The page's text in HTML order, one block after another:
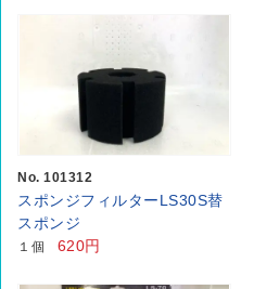
No. 101312
スポンジフィルターLS30S替
スポンジ
１個 620円